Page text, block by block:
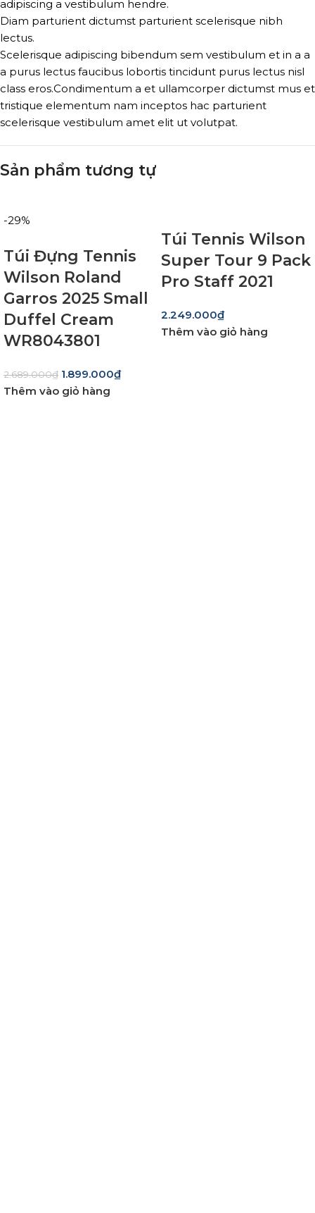
adipiscing a vestibulum hendre.
Diam parturient dictumst parturient scelerisque nibh
lectus.
Scelerisque adipiscing bibendum sem vestibulum et in a a
a purus lectus faucibus lobortis tincidunt purus lectus nisl
class eros.Condimentum a et ullamcorper dictumst mus et
tristique elementum nam inceptos hac parturient
scelerisque vestibulum amet elit ut volutpat.
Sản phẩm tương tự
-29%
Túi Đựng Tennis
Wilson Roland
Garros 2025 Small
Duffel Cream
WR8043801
2.689.000₫ 1.899.000₫
Thêm vào giỏ hàng
Túi Tennis Wilson
Super Tour 9 Pack
Pro Staff 2021
2.249.000₫
Thêm vào giỏ hàng